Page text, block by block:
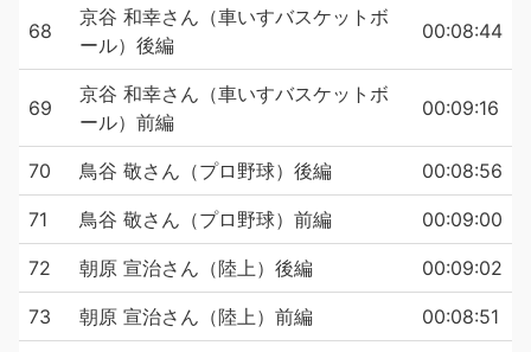
68
京谷 和幸さん（車いすバスケットボ
ール）後編
00:08:44
69
京谷 和幸さん（車いすバスケットボ
ール）前編
00:09:16
70 鳥谷 敬さん（プロ野球）後編 00:08:56
71 鳥谷 敬さん（プロ野球）前編 00:09:00
72 朝原 宣治さん（陸上）後編 00:09:02
73 朝原 宣治さん（陸上）前編 00:08:51